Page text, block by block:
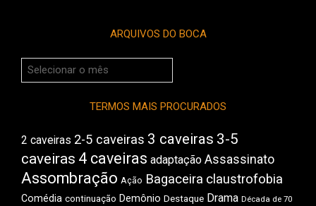
ARQUIVOS DO BOCA
Arquivos
do
TERMOS MAIS PROCURADOS
2 caveiras 2-5 caveiras 3 caveiras 3-5
caveiras 4 caveiras adaptação Assassinato
Assombração Ação Bagaceira claustrofobia
Comédia continuação Demônio Destaque Drama Década de 70